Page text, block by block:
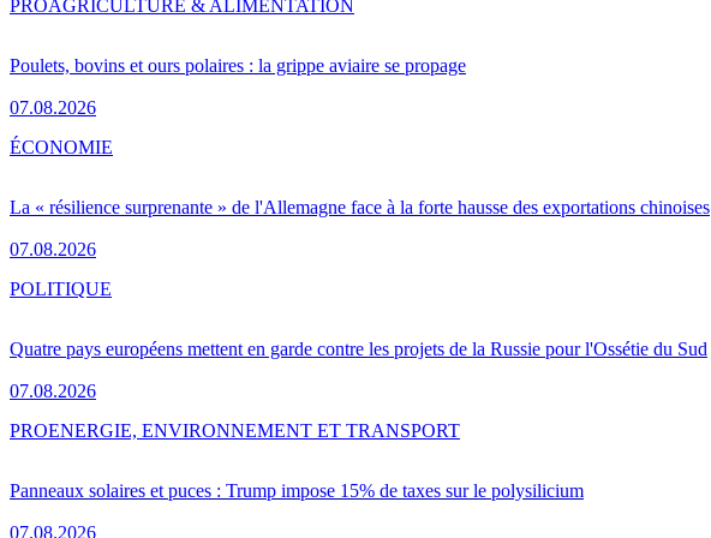
Poulets, bovins et ours polaires : la grippe aviaire se propage
07.08.2026
PROAGRICULTURE & ALIMENTATION
La « résilience surprenante » de l'Allemagne face à la forte hausse des exportations chinoises
07.08.2026
ÉCONOMIE
Quatre pays européens mettent en garde contre les projets de la Russie pour l'Ossétie du Sud
07.08.2026
POLITIQUE
Panneaux solaires et puces : Trump impose 15% de taxes sur le polysilicium
07.08.2026
PROENERGIE, ENVIRONNEMENT ET TRANSPORT